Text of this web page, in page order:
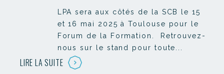
LPA sera aux côtés de la SCB le 15
et 16 mai 2025 à Toulouse pour le
Forum de la Formation. Retrouvez-
nous sur le stand pour toute...
LIRE LA SUITE